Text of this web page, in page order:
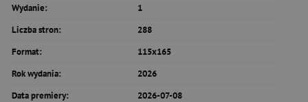
Wydanie:
1
Liczba stron:
288
Format:
115x165
Rok wydania:
2026
Data premiery:
2026-07-08